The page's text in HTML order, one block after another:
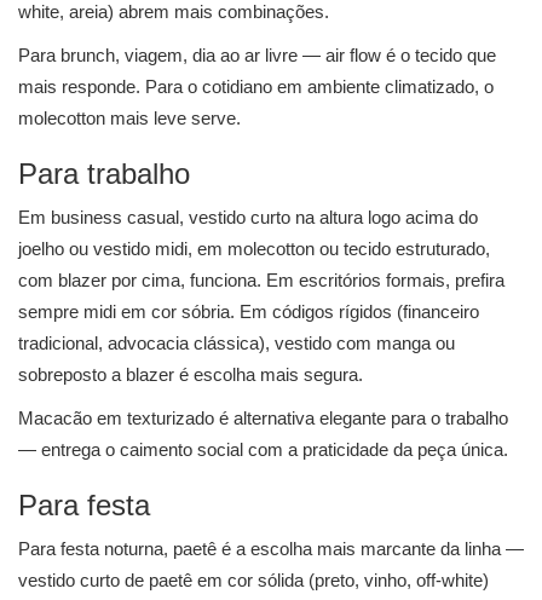
white, areia) abrem mais combinações.
Para brunch, viagem, dia ao ar livre — air flow é o tecido que
mais responde. Para o cotidiano em ambiente climatizado, o
molecotton mais leve serve.
Para trabalho
Em business casual, vestido curto na altura logo acima do
joelho ou vestido midi, em molecotton ou tecido estruturado,
com blazer por cima, funciona. Em escritórios formais, prefira
sempre midi em cor sóbria. Em códigos rígidos (financeiro
tradicional, advocacia clássica), vestido com manga ou
sobreposto a blazer é escolha mais segura.
Macacão em texturizado é alternativa elegante para o trabalho
— entrega o caimento social com a praticidade da peça única.
Para festa
Para festa noturna, paetê é a escolha mais marcante da linha —
vestido curto de paetê em cor sólida (preto, vinho, off-white)